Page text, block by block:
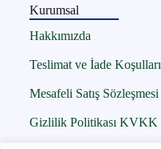
Kurumsal
Hakkımızda
Teslimat ve İade Koşulları
Mesafeli Satış Sözleşmesi
Gizlilik Politikası KVKK